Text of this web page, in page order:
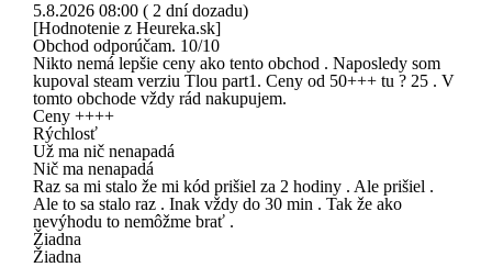
5.8.2026 08:00 ( 2 dní dozadu)
[Hodnotenie z Heureka.sk]
Obchod odporúčam. 10/10
Nikto nemá lepšie ceny ako tento obchod . Naposledy som
kupoval steam verziu Tlou part1. Ceny od 50+++ tu ? 25 . V
tomto obchode vždy rád nakupujem.
Ceny ++++
Rýchlosť
Už ma nič nenapadá
Nič ma nenapadá
Raz sa mi stalo že mi kód prišiel za 2 hodiny . Ale prišiel .
Ale to sa stalo raz . Inak vždy do 30 min . Tak že ako
nevýhodu to nemôžme brať .
Žiadna
Žiadna